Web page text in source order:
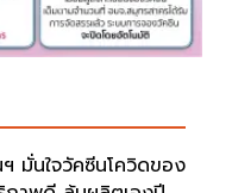
มั่นใจวัคซีนโควิดของ